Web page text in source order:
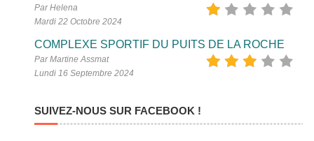
Par Helena
Mardi 22 Octobre 2024
COMPLEXE SPORTIF DU PUITS DE LA ROCHE
Par Martine Assmat
Lundi 16 Septembre 2024
SUIVEZ-NOUS SUR FACEBOOK !